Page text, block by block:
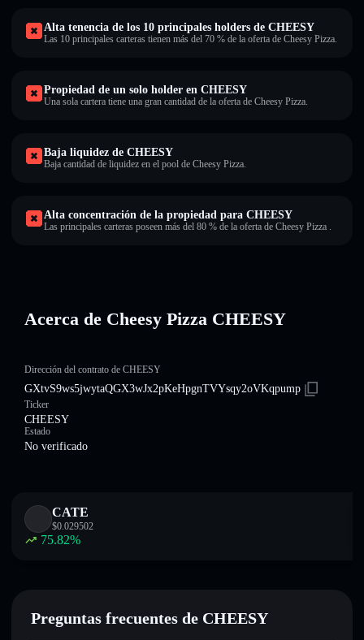
Alta tenencia de los 10 principales holders de CHEESY
Las 10 principales carteras tienen más del 70 % de la oferta de Cheesy Pizza.
Propiedad de un solo holder en CHEESY
Una sola cartera tiene una gran cantidad de la oferta de Cheesy Pizza.
Baja liquidez de CHEESY
Baja cantidad de liquidez en el pool de Cheesy Pizza.
Alta concentración de la propiedad para CHEESY
Las principales carteras poseen más del 80 % de la oferta de Cheesy Pizza .
Acerca de Cheesy Pizza CHEESY
Dirección del contrato de CHEESY
GXtvS9ws5jwytaQGX3wJx2pKeHpgnTVYsqy2oVKqpump
Ticker
CHEESY
Estado
No verificado
CATE
$0.029502
75.82%
Preguntas frecuentes de CHEESY